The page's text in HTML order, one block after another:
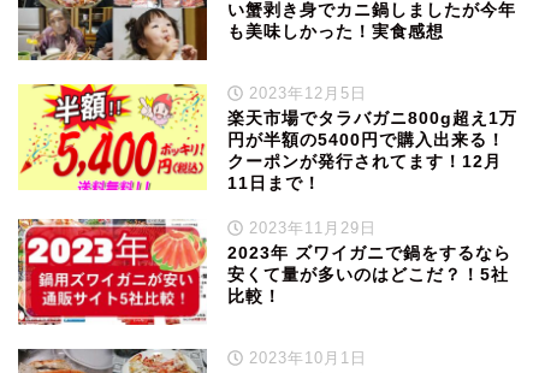
い蟹剥き身でカニ鍋しましたが今年
も美味しかった！実食感想
2023年12月5日
楽天市場でタラバガニ800g超え1万
円が半額の5400円で購入出来る！
クーポンが発行されてます！12月
11日まで！
2023年11月29日
2023年 ズワイガニで鍋をするなら
安くて量が多いのはどこだ？！5社
比較！
2023年10月1日